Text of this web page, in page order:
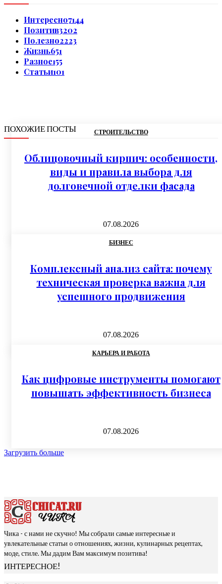
Интересно7144
Позитив3202
Полезно2223
Жизнь651
Разное155
Статьи101
ПОХОЖИЕ ПОСТЫ СТРОИТЕЛЬСТВО
Облицовочный кирпич: особенности,
виды и правила выбора для
долговечной отделки фасада
07.08.2026
БИЗНЕС
Комплексный анализ сайта: почему
техническая проверка важна для
успешного продвижения
07.08.2026
КАРЬЕРА И РАБОТА
Как цифровые инструменты помогают
повышать эффективность бизнеса
07.08.2026
Загрузить больше
Чика - с нами не скучно! Мы собрали самые интересные и
увлекательные статьи о отношениях, жизни, кулинарных рецептах,
моде, стиле. Мы дадим Вам максимум позитива!
ИНТЕРЕСНОЕ!